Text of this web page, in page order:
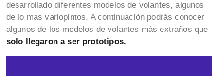
desarrollado diferentes modelos de volantes, algunos
de lo más variopintos. A continuación podrás conocer
algunos de los modelos de volantes más extraños que
solo llegaron a ser prototipos.